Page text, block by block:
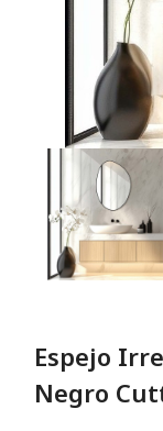
Espejo
Negro